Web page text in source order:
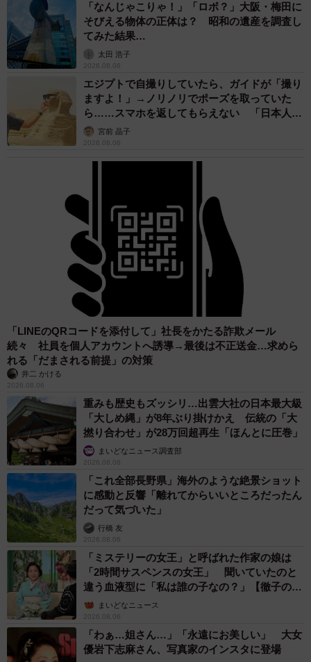
「なんじゃこりゃ！」「ロボ？」大阪・梅田に
そびえる物体の正体は？ 昭和の遺産を調査し
てみた結果…
太田 浩子
2026.08.06
エジプトで自撮りしていたら、ガイドが「撮り
ますよ！」→ノリノリでポーズを取っていた
ら……スマホを返してもらえない 「日本人は
カモ代表かも」「私は6時間で3万円払った」
宮前 晶子
2026.08.06
「LINEのQRコードを添付して」社長をかたる詐欺メール
続々 社員を個人アカウントへ誘導→最後は不正送金…求めら
れる「だまされる前提」の対策
井二 かける
2026.08.06
重みも歴史もズッシリ…出雲大社の日本最大級
「大しめ縄」が8年ぶり掛けかえ 伝統の「大
撚り合わせ」が28万回超再生「ほんとに圧巻」
まいどなニュース調査部
2026.08.06
「これ全部長野県」海外のような絶景ショット
に感動と反響「離れてからいいところだったん
だって気づいた」
行橋 友
2026.08.06
「ミステリーの女王」と呼ばれた作家の娘は
「2時間サスペンスの女王」 聞いていたのと
違う血液型に「私は誰の子なの？」【徹子の部
屋】まいどなニュース
2026.08.06
「わぁ…姐さん…」「永遠にお美しい」 大女
優岩下志麻さん、写真家のインスタに登場